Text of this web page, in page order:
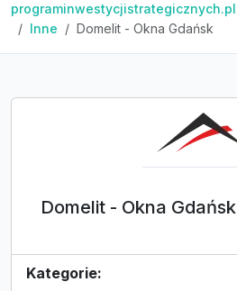
programinwestycjistrategicznych.pl
Inne
Domelit - Okna Gdańsk
Domelit - Okna Gdańsk
Kategorie: